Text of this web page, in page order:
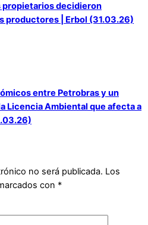
propietarios decidieron
productores | Erbol (31.03.26)
entre Petrobras y un
Licencia Ambiental que afecta a
no será publicada. Los
con *